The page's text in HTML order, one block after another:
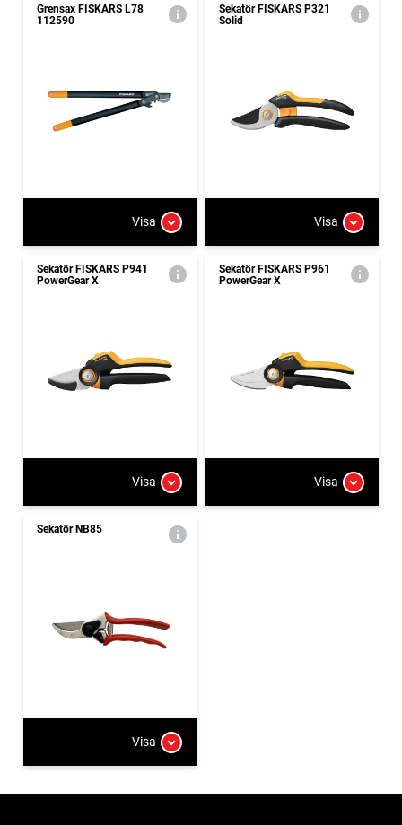
Grensax FISKARS L78
112590
Visa
Sekatör FISKARS P321
Solid
Visa
Sekatör FISKARS P941
PowerGear X
Visa
Sekatör FISKARS P961
PowerGear X
Visa
Sekatör NB85
Visa